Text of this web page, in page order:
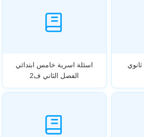
ثانوي
اسئلة اسرية خامس ابتدائي
الفصل الثاني ف2